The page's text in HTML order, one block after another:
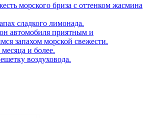
морского бриза с оттенком жасмина
сладкого лимонада.
автомобиля приятным и
запахом морской свежести.
и более.
воздуховода.